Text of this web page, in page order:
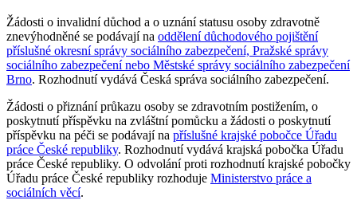
Žádosti o invalidní důchod a o uznání statusu osoby zdravotně
znevýhodněné se podávají na oddělení důchodového pojištění
příslušné okresní správy sociálního zabezpečení, Pražské správy
sociálního zabezpečení nebo Městské správy sociálního zabezpečení
Brno. Rozhodnutí vydává Česká správa sociálního zabezpečení.
Žádosti o přiznání průkazu osoby se zdravotním postižením, o
poskytnutí příspěvku na zvláštní pomůcku a žádosti o poskytnutí
příspěvku na péči se podávají na příslušné krajské pobočce Úřadu
práce České republiky. Rozhodnutí vydává krajská pobočka Úřadu
práce České republiky. O odvolání proti rozhodnutí krajské pobočky
Úřadu práce České republiky rozhoduje Ministerstvo práce a
sociálních věcí.